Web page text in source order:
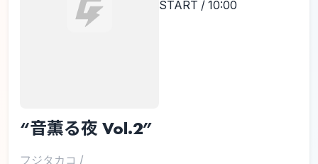
START / 10:00
“音薫る夜 Vol.2”
フジタカコ /